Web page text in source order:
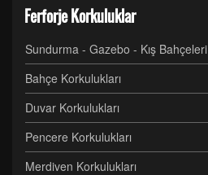
Ferforje Korkuluklar
Sundurma - Gazebo - Kış Bahçeleri
Bahçe Korkulukları
Duvar Korkulukları
Pencere Korkulukları
Merdiven Korkulukları